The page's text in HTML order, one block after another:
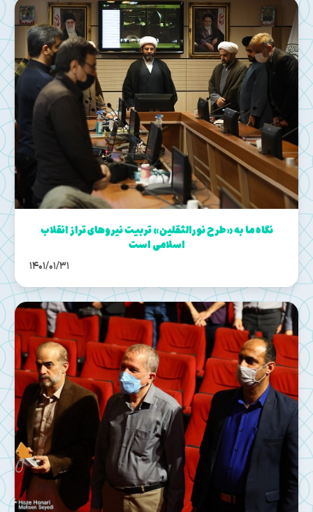
نگاه ما به «طرح نورالثقلین» تربیت نیروهای تراز انقلاب
اسلامی است
1401/01/31